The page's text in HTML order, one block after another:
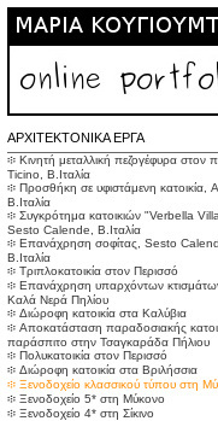
ΑΡΧΙΤΕΚΤΟΝΙΚΑ ΕΡΓΑ
፨ Κινητή μεταλλική πεζογέφυρα στον
Ticino, Β.Ιταλία
፨ Προσθήκη σε υφιστάμενη κατοικία,
Β.Ιταλία
፨ Συγκρότημα κατοικιών "Verbella
Sesto Calende, Β.Ιταλία
፨ Επανάχρηση σοφίτας, Sesto
Β.Ιταλία
፨ Τριπλοκατοικία στον Περισσό
፨ Επανάχρηση υπαρχόντων
Καλά Νερά Πηλίου
፨ Διώροφη κατοικία στα Καλύβια
፨ Αποκατάσταση παραδοσιακής
παράσπιτο στην Τσαγκαράδα Πήλιου
፨ Πολυκατοικία στον Περισσό
፨ Διώροφη κατοικία στα Βριλήσσια
፨ Ξενοδοχείο κλασσικού τύπου στη
፨ Ξενοδοχείο 5* στη Μύκονο
፨ Ξενοδοχείο 4* στη Σίκινο
Αρχιτεκτονικό γραφείο
2009, Μύκονος:
ANAX Resort and Spa
Συμμετοχή στην